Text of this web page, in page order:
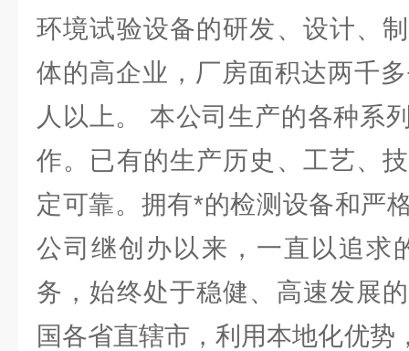
环境试验设备的研发、设计、
体的高企业，厂房面积达两千
人以上。 本公司生产的各种系
作。已有的生产历史、工艺、
定可靠。拥有*的检测设备和严
公司继创办以来，一直以追求
务，始终处于稳健、高速发展
国各省直辖市，利用本地化优势